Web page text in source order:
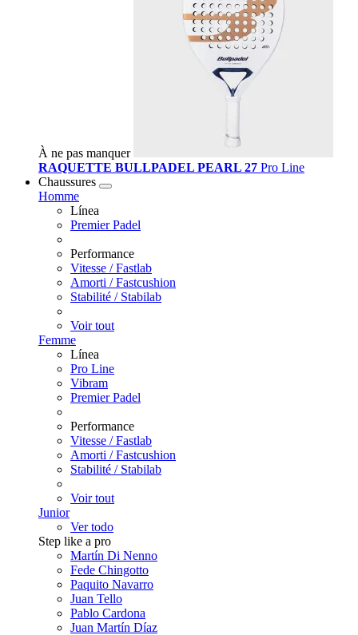
À ne pas manquer
RAQUETTE BULLPADEL PEARL 27 Pro Line
Chaussures
Homme
Línea
Premier Padel
Performance
Vitesse / Fastlab
Amorti / Fastcushion
Stabilité / Stabilab
Voir tout
Femme
Línea
Pro Line
Vibram
Premier Padel
Performance
Vitesse / Fastlab
Amorti / Fastcushion
Stabilité / Stabilab
Voir tout
Junior
Ver todo
Step like a pro
Martín Di Nenno
Fede Chingotto
Paquito Navarro
Juan Tello
Pablo Cardona
Juan Martín Díaz